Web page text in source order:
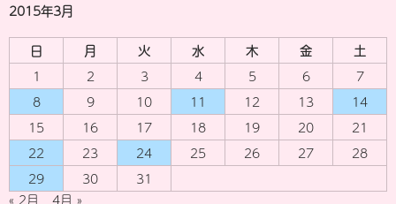
2015年3月
日 月 火 水 木 金
土
1
2 3 4 5 6
7
8
9 10 11 12 13
14
15
16 17 18 19 20
21
22
23 24 25 26 27
28
29
30
31
« 2月
4月 »